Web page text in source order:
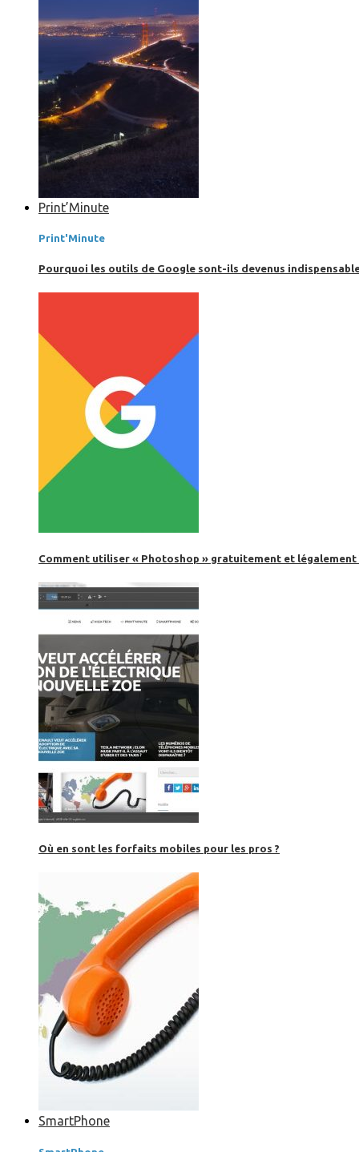
Print’Minute
Print'Minute
Pourquoi les outils de Google sont-ils devenus
Comment utiliser « Photoshop » gratuitement et légalement
Où en sont les forfaits mobiles pour les pros ?
SmartPhone